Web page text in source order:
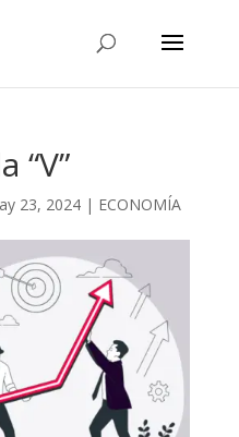
“V”
23, 2024| ECONOMÍA